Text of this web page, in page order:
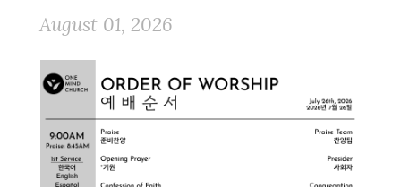
August 01, 2026